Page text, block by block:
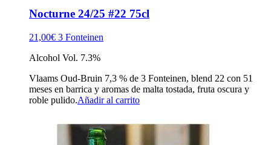
Nocturne 24/25 #22 75cl
21,00€ 3 Fonteinen
Alcohol Vol. 7.3%
Vlaams Oud-Bruin 7,3 % de 3 Fonteinen, blend 22 con 51
meses en barrica y aromas de malta tostada, fruta oscura y
roble pulido.Añadir al carrito